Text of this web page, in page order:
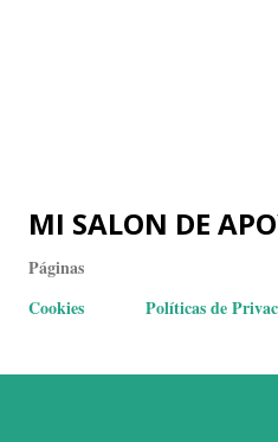
MI SALON DE
Páginas
Cookies
Políticas de